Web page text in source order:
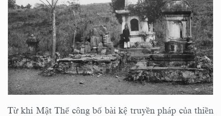
Từ khi Mật Thể công bố bài kệ truyền pháp của thiền